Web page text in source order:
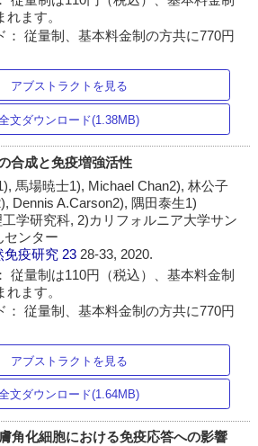
ます。
： 従量制、基本料金制の方共に770円
アブストラクトを見る
文ダウンロード(1.38MB)
合成と免疫増強活性
馬場暁士1), Michael Chan2), 林公子
Dennis A.Carson2), 隅田泰生1)
学研究科, 2)カリフォルニア大学サン
センター
免疫研究 23 28-33, 2020.
従量制は110円（税込）、基本料金制
ます。
： 従量制、基本料金制の方共に770円
アブストラクトを見る
文ダウンロード(1.64MB)
角化細胞における免疫応答への影響